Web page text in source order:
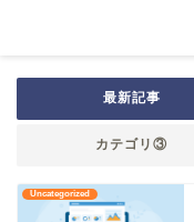
最新記事
カテゴリ③
Uncategorized